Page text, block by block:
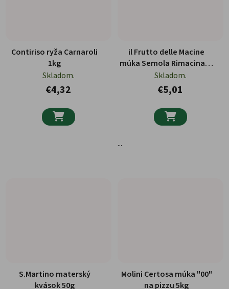
Contiriso ryža Carnaroli
1kg
Skladom.
€4,32

il Frutto delle Macine
múka Semola Rimacinata
di Grano duro 1kg BIO
Skladom.
€5,01

...
S.Martino materský
kvások 50g
Molini Certosa múka "00"
na pizzu 5kg